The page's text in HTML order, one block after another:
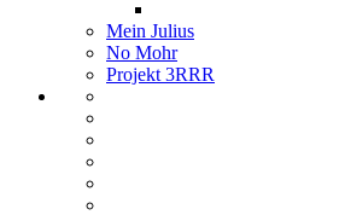
Mein Julius
No Mohr
Projekt 3RRR